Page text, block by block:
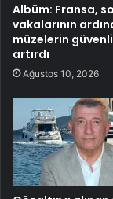
Albüm: Fransa,
vakalarının
müzelerin
artırdı
Ağustos 10, 2026